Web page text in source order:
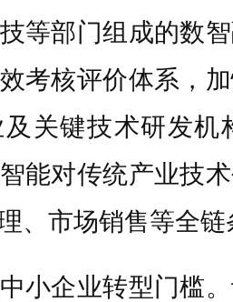
等部门组成的数
考核评价体系，
关键技术研发机
能对传统产业技
、市场销售等全
企业转型门槛。